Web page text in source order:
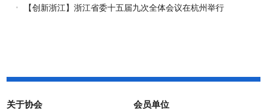
【创新浙江】浙江省委十五届九次全体会议在杭州举行
关于协会 会员单位